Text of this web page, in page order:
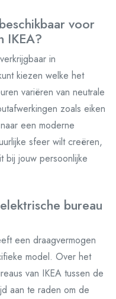
voor
IKEA?
in
kiezen welke het
variëren van neutrale
zoals eiken
een moderne
sfeer wilt creëren,
bij jouw persoonlijke
bureau
een draagvermogen
model. Over het
van IKEA tussen de
aan te raden om de